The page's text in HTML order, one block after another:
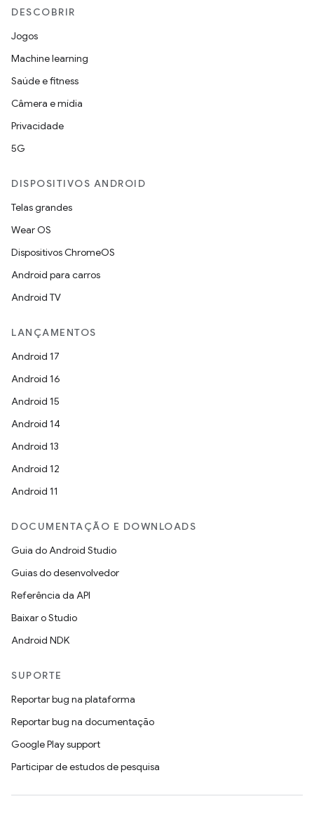
DESCOBRIR
Jogos
Machine learning
Saúde e fitness
Câmera e mídia
Privacidade
5G
DISPOSITIVOS ANDROID
Telas grandes
Wear OS
Dispositivos ChromeOS
Android para carros
Android TV
LANÇAMENTOS
Android 17
Android 16
Android 15
Android 14
Android 13
Android 12
Android 11
DOCUMENTAÇÃO E DOWNLOADS
Guia do Android Studio
Guias do desenvolvedor
Referência da API
Baixar o Studio
Android NDK
SUPORTE
Reportar bug na plataforma
Reportar bug na documentação
Google Play support
Participar de estudos de pesquisa